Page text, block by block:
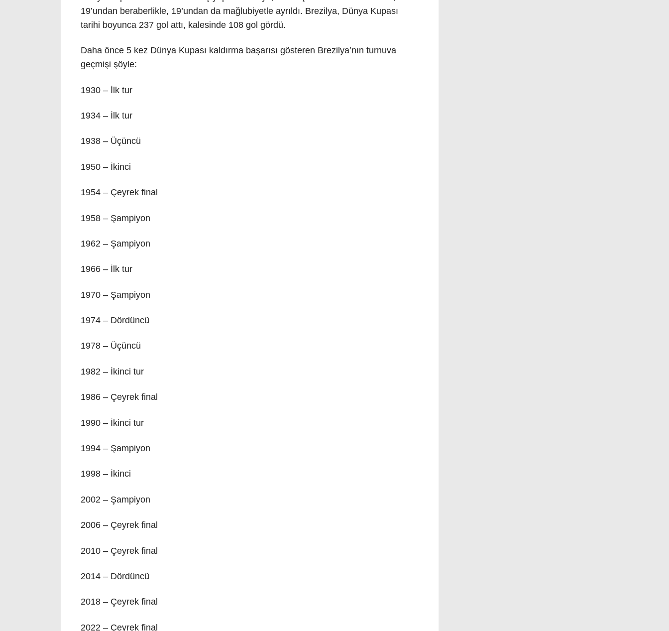
19’undan beraberlikle, 19’undan da mağlubiyetle ayrıldı. Brezilya, Dünya Kupası
tarihi boyunca 237 gol attı, kalesinde 108 gol gördü.
Daha önce 5 kez Dünya Kupası kaldırma başarısı gösteren Brezilya’nın turnuva
geçmişi şöyle:
1930 – İlk tur
1934 – İlk tur
1938 – Üçüncü
1950 – İkinci
1954 – Çeyrek final
1958 – Şampiyon
1962 – Şampiyon
1966 – İlk tur
1970 – Şampiyon
1974 – Dördüncü
1978 – Üçüncü
1982 – İkinci tur
1986 – Çeyrek final
1990 – İkinci tur
1994 – Şampiyon
1998 – İkinci
2002 – Şampiyon
2006 – Çeyrek final
2010 – Çeyrek final
2014 – Dördüncü
2018 – Çeyrek final
2022 – Çeyrek final